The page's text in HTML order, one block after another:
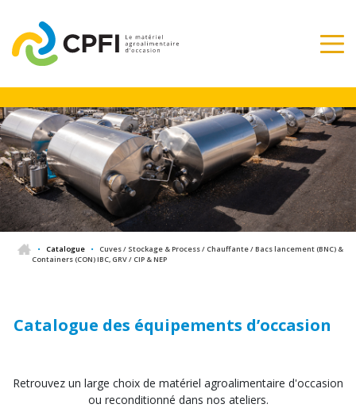
• Catalogue •
Cuves / Stockage & Process / Chauffante / Bacs lancement (BNC) &
Containers (CON) IBC, GRV / CIP & NEP
Catalogue des équipements d’occasion
Retrouvez un large choix de matériel agroalimentaire d'occasion
ou reconditionné dans nos ateliers.